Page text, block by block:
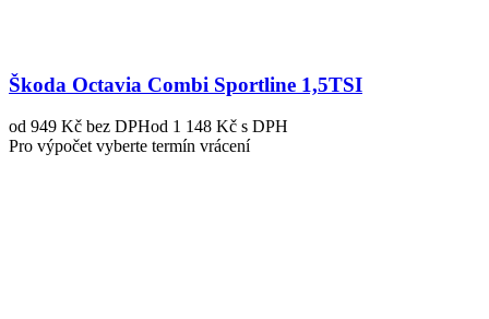
Škoda Octavia Combi Sportline 1,5TSI
od 949 Kč bez DPHod 1 148 Kč s DPH
Pro výpočet vyberte termín vrácení